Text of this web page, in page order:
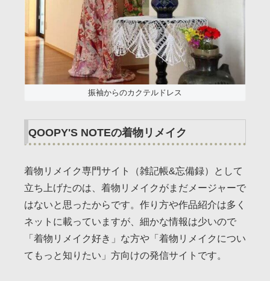
振袖からのカクテルドレス
QOOPY'S NOTEの着物リメイク
着物リメイク専門サイト（雑記帳&忘備録）として
立ち上げたのは、着物リメイクがまだメージャーで
はないと思ったからです。作り方や作品紹介は多く
ネットに載っていますが、細かな情報は少いので
「着物リメイク好き」な方や「着物リメイクについ
てもっと知りたい」方向けの発信サイトです。